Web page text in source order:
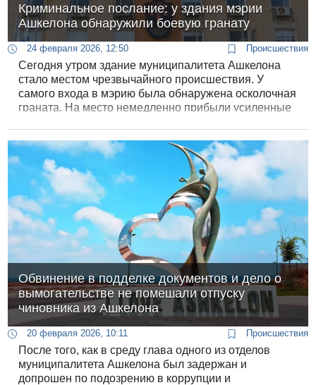
Криминальное послание: у здания мэрии
Ашкелона обнаружили боевую гранату
24 февраля 2026, 12:50 Происшествия
Сегодня утром здание муниципалитета Ашкелона
стало местом чрезвычайного происшествия. У
самого входа в мэрию была обнаружена осколочная
граната. На место немедленно прибыли усиленные
Обвинение в подделке документов и дело о
вымогательстве не помешали отпуску
чиновника из Ашкелона
20 февраля 2026, 10:11 Происшествия
После того, как в среду глава одного из отделов
муниципалитета Ашкелона был задержан и
допрошен по подозрению в коррупции и